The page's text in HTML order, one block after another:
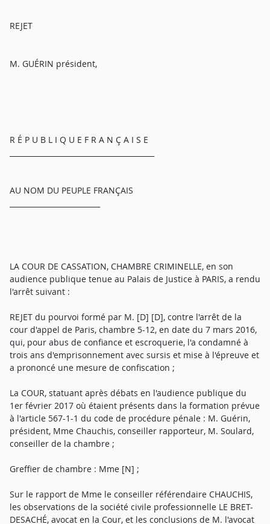
REJET
M. GUÉRIN président,
R É P U B L I Q U E F R A N Ç A I S E
AU NOM DU PEUPLE FRANÇAIS
LA COUR DE CASSATION, CHAMBRE CRIMINELLE, en son
audience publique tenue au Palais de Justice à PARIS, a rendu
l'arrêt suivant :
REJET du pourvoi formé par M. [D] [D], contre l'arrêt de la
cour d'appel de Paris, chambre 5-12, en date du 7 mars 2016,
qui, pour abus de confiance et escroquerie, l'a condamné à
trois ans d'emprisonnement avec sursis et mise à l'épreuve et
a prononcé une mesure de confiscation ;
La COUR, statuant après débats en l'audience publique du
1er février 2017 où étaient présents dans la formation prévue
à l'article 567-1-1 du code de procédure pénale : M. Guérin,
président, Mme Chauchis, conseiller rapporteur, M. Soulard,
conseiller de la chambre ;
Greffier de chambre : Mme [N] ;
Sur le rapport de Mme le conseiller référendaire CHAUCHIS,
les observations de la société civile professionnelle LE BRET-
DESACHÉ, avocat en la Cour, et les conclusions de M. l'avocat